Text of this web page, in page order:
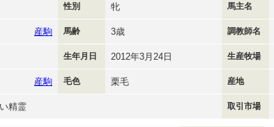
性別 牝 馬主名
産駒 馬齢 3歳 調教師名
生年月日 2012年3月24日 生産牧場
産駒 毛色 栗毛 産地
精霊 取引市場